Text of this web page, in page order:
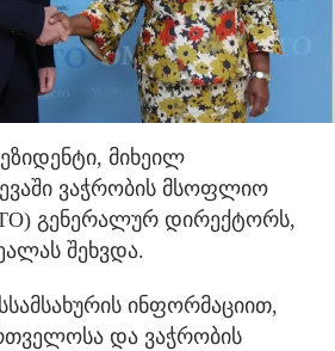
მიხეილ
ვაჭრობის მსოფლიო
გენერალურ დირექტორს,
შეხვდა.
ინფორმაციით,
და ვაჭრობის